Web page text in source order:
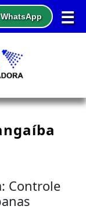
☰
Controle